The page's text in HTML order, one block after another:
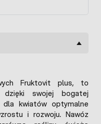
Fruktovit plus, to
dzięki swojej bogatej
dla kwiatów optymalne
i rozwoju. Nawóz